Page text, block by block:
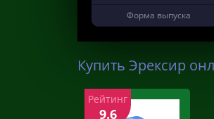
Форма выпуска
Купить Эрексир
Рейтинг
9.6